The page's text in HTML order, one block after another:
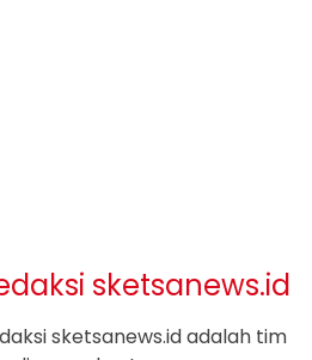
sketsanews.id
sketsanews.id adalah tim